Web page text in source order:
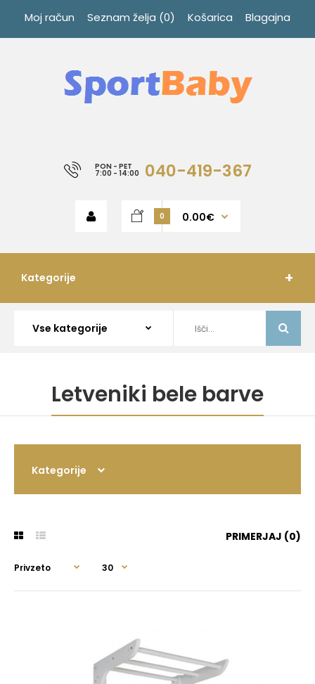
Moj račun Seznam želja (0) Košarica Blagajna
PON - PET
7:00 - 14:00 040-419-367
0 0.00€
Kategorije
Letveniki bele barve
Kategorije
PRIMERJAJ (0)